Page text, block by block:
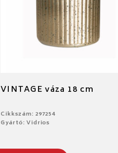
VINTAGE váza 18 cm
Cikkszám: 297254
Gyártó: Vidrios